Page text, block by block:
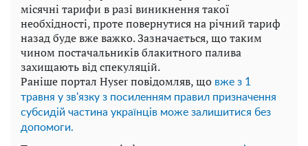
місячні тарифи в разі виникнення такої
необхідності, проте повернутися на річний тариф
назад буде вже важко. Зазначається, що таким
чином постачальників блакитного палива
захищають від спекуляцій.
Раніше портал Hyser повідомляв, що вже з 1
травня у зв'язку з посиленням правил призначення
субсидій частина українців може залишитися без
допомоги.